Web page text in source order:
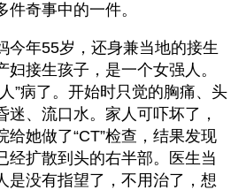
奇事中的一件。
今年55岁，还身兼当地的接生
妇接生孩子，是一个女强人。
”病了。开始时只觉的胸痛、头
迷、流口水。家人可吓坏了，
给她做了“CT”检查，结果发现
经扩散到头的右半部。医生当
是没有指望了，不用治了，想